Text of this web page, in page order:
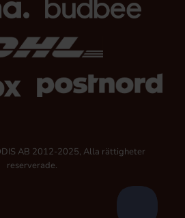
AB 2012-2025, Alla rättigheter
reserverade.